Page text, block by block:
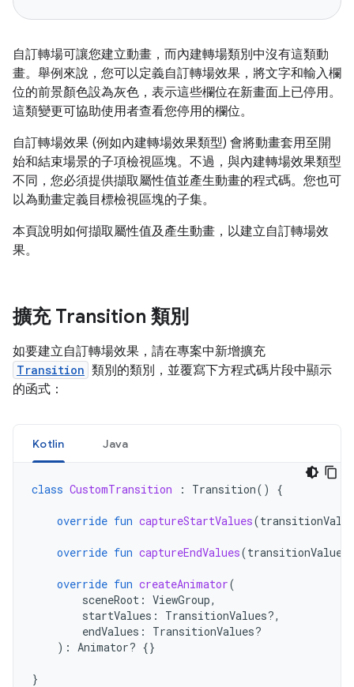
自訂轉場可讓您建立動畫，而內建轉場類別中沒有這類動
畫。舉例來說，您可以定義自訂轉場效果，將文字和輸入欄
位的前景顏色設為灰色，表示這些欄位在新畫面上已停用。
這類變更可協助使用者查看您停用的欄位。
自訂轉場效果 (例如內建轉場效果類型) 會將動畫套用至開
始和結束場景的子項檢視區塊。不過，與內建轉場效果類型
不同，您必須提供擷取屬性值並產生動畫的程式碼。您也可
以為動畫定義目標檢視區塊的子集。
本頁說明如何擷取屬性值及產生動畫，以建立自訂轉場效
果。
擴充 Transition 類別
如要建立自訂轉場效果，請在專案中新增擴充
Transition 類別的類別，並覆寫下方程式碼片段中顯示
的函式：
Kotlin Java
class CustomTransition : Transition() {
override fun captureStartValues(
override fun captureEndValues(transitionValues
override fun createAnimator(
sceneRoot : ViewGroup,
startValues :
TransitionValues?,
endValues :
TransitionValues?
): Animator? {}
}